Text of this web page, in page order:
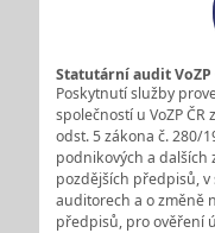
Statutární audit VoZP
Poskytnutí služby
společností u VoZP ČR
odst. 5 zákona č. 280/
podnikových a dalších
pozdějších předpisů, v
auditorech a o změně
předpisů, pro ověření